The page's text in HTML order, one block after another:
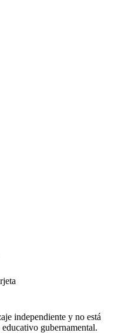
independiente y no está
gubernamental.